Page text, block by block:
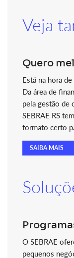
Veja
Quero
Está na hora
Da área de
pela gestão de
SEBRAE RS
formato certo
SAIBA MAIS
O SEBRAE
pequenos